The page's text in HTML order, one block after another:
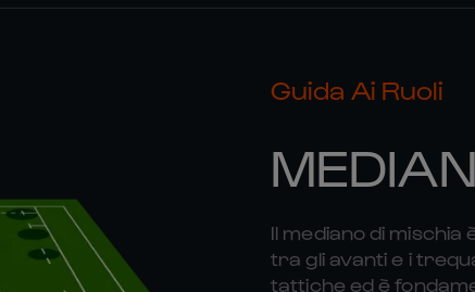
Guida Ai Ruoli
Il mediano di mischia
tra gli avanti e i
tattiche ed è